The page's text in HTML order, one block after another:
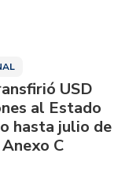
USD
al Estado
hasta julio de
C